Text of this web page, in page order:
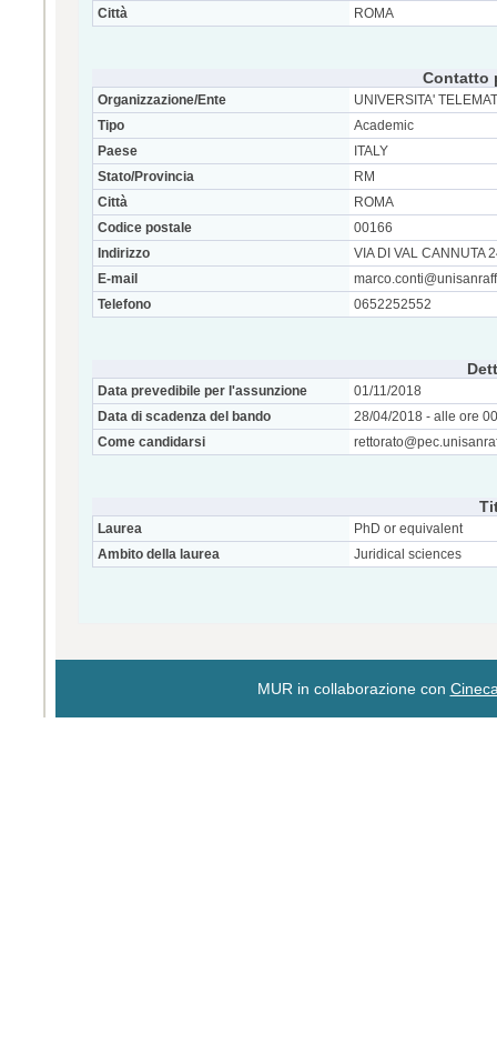
Città
ROMA
Contatto
Organizzazione/Ente
UNIVERSITA'
Tipo
Academic
Paese
ITALY
Stato/Provincia
RM
Città
ROMA
Codice postale
00166
Indirizzo
VIA DI VAL CANNUTA
E-mail
Telefono
0652252552
Data prevedibile per l'assunzione
01/11/2018
Data di scadenza del bando
28/04/2018 - alle ore
Come candidarsi
Laurea
PhD or equivalent
Ambito della laurea
Juridical sciences
MUR in collaborazione con